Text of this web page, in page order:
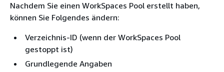
Nachdem Sie einen WorkSpaces Pool erstellt haben,
können Sie Folgendes ändern:
Verzeichnis-ID (wenn der WorkSpaces Pool
gestoppt ist)
Grundlegende Angaben